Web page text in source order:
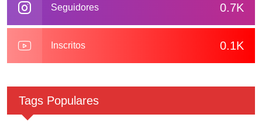
0.7K
Seguidores
0.1K
Inscritos
Tags Populares